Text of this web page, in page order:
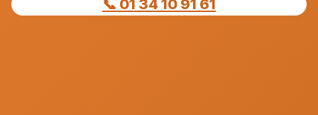
📞 01 34 10 91 61